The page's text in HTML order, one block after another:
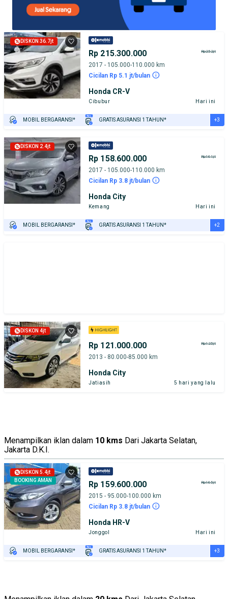
DISKON 36.7jt
Rp 215.300.000 Rp252jt
2017 - 105.000-110.000 km
Cicilan Rp 5.1 jt/bulan
Honda CR-V
Cibubur Hari ini
MOBIL BERGARANSI* GRATIS ASURANSI 1 TAHUN*
PENJUAL TERVERIFIKASI
+3
DISKON 2.4jt
Rp 158.600.000 Rp161jt
2017 - 105.000-110.000 km
Cicilan Rp 3.8 jt/bulan
Honda City
Kemang Hari ini
MOBIL BERGARANSI* GRATIS ASURANSI 1 TAHUN* +2
DISKON 4jt
Rp 121.000.000 Rp125jt
2013 - 80.000-85.000 km
Honda City
Jatiasih 5 hari yang lalu
Menampilkan iklan dalam 10 kms Dari Jakarta Selatan,
Jakarta D.K.I.
DISKON 5.4jt
BOOKING AMAN
Rp 159.600.000 Rp165jt
2015 - 95.000-100.000 km
Cicilan Rp 3.8 jt/bulan
Honda HR-V
Jonggol Hari ini
MOBIL BERGARANSI* GRATIS ASURANSI 1 TAHUN* +3